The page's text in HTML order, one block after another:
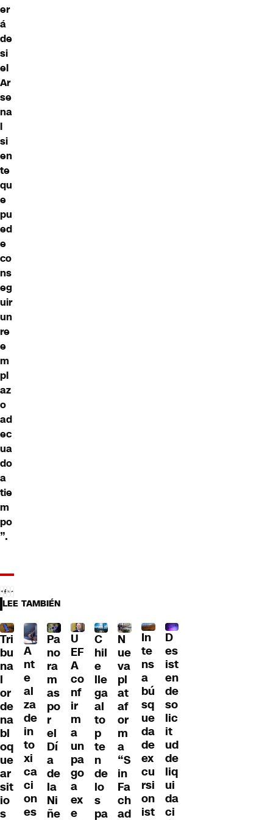
er
á
de
si
el
Ar
se
na
l
si
en
te
qu
e
pu
ed
e
co
ns
eg
uir
un
re
e
m
pl
az
o
ad
ec
ua
do
a
tie
m
po
”.
LEE TAMBIÉN
Tri
bu
na
l
or
de
na
bl
oq
ue
ar
sit
io
s
A
nt
e
al
za
de
in
to
xi
ca
ci
on
es
Pa
no
ra
m
as
po
r
el
Dí
a
de
la
Ni
ñe
U
EF
A
co
nf
ir
m
a
un
pa
go
a
ex
e
C
hil
e
lle
ga
al
to
p
te
n
de
lo
s
pa
N
ue
va
pl
at
af
or
m
a
“S
in
Fa
ch
ad
In
te
ns
a
bú
sq
ue
da
de
ex
cu
rsi
on
ist
D
es
ist
en
de
so
lic
it
ud
de
liq
ui
da
ci